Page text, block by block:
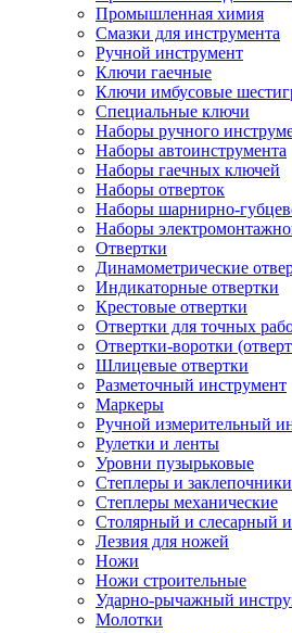
Промышленная химия
Смазки для инструмента
Ручной инструмент
Ключи гаечные
Ключи имбусовые
Специальные ключи
Наборы ручного
Наборы автоинструмента
Наборы гаечных ключей
Наборы отверток
Наборы шарнирно-
Наборы
Отвертки
Динамометрические
Индикаторные отвертки
Крестовые отвертки
Отвертки для точных
Отвертки-воротки
Шлицевые отвертки
Разметочный инструмент
Маркеры
Ручной измерительный
Рулетки и ленты
Уровни пузырьковые
Степлеры и
Степлеры механические
Столярный и слесарный
Лезвия для ножей
Ножи
Ножи строительные
Ударно-рычажный
Молотки